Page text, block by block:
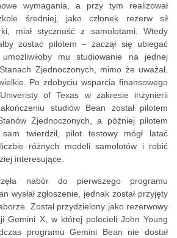
wymagania, a przy tym realizował
średniej, jako członek rezerw sił
miał styczność z samolotami. Wtedy
zostać pilotem – zaczął się ubiegać
mu studiowanie na jednej
Zjednoczonych, mimo że uważał,
Po zdobyciu wsparcia finansowego
of Texas w zakresie inżynierii
studiów Bean został pilotem
Zjednoczonych, a później pilotem
twierdził, pilot testowy mógł latać
różnych modeli samolotów i robić
interesujące.
nabór do pierwszego programu
wysłał zgłoszenie, jednak został przyjęty
Został przydzielony jako rezerwowy
Gemini X, w której polecieli John Young
programu Gemini Bean nie dostał